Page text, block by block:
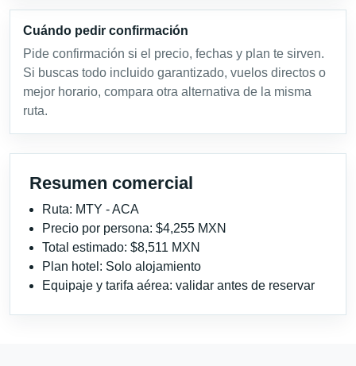
Cuándo pedir confirmación
Pide confirmación si el precio, fechas y plan te sirven.
Si buscas todo incluido garantizado, vuelos directos o
mejor horario, compara otra alternativa de la misma
ruta.
Resumen comercial
Ruta: MTY - ACA
Precio por persona: $4,255 MXN
Total estimado: $8,511 MXN
Plan hotel: Solo alojamiento
Equipaje y tarifa aérea: validar antes de reservar